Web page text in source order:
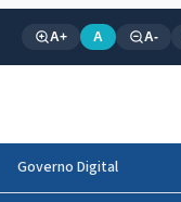
A+ A A-
Governo Digital